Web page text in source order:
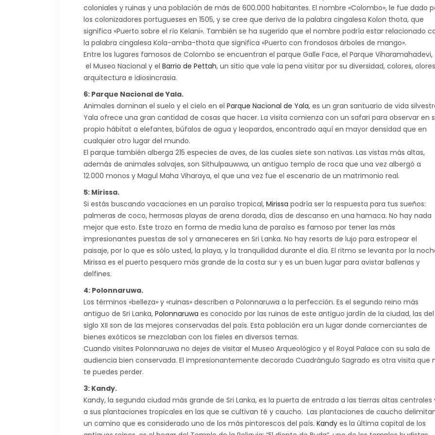
coloniales y ruinas y una población de más de 600.000 habitantes. El nombre «Colombo», le fue dado
los colonizadores portugueses en 1505, y se cree que deriva de la palabra cingalesa Kolon thota, que
significa «Puerto sobre el río Kelani». También se ha sugerido que el nombre podría estar relacionado
la palabra cingalesa Kola-amba-thota que significa «Puerto con frondosos árboles de mango».
Entre los lugares famosos de Colombo se encuentran el parque Galle Face, el Parque Viharamahadevi,
el Museo Nacional y el Barrio de Pettah, un sitio que vale la pena visitar por su diversidad, colores,
arquitectura e idiosincrasia.
6: Parque Nacional de Yala.
Animales dominan el suelo y el cielo en el Parque Nacional de Yala, es un gran santuario de vida
Yala ofrece una gran cantidad de cosas que hacer. La visita comienza con un safari para observar en
propio hábitat a elefantes, búfalos de agua y leopardos, encontrado aquí en mayor densidad que en
cualquier otro lugar del mundo.
El parque también alberga 215 especies de aves, de las cuales siete son nativas. Las vistas más altas,
además de animales salvajes, son Sithulpauwwa, un antiguo templo de roca que una vez albergó a
12.000 monos y Magul Maha Viharaya, el que una vez fue el escenario de un matrimonio real.
5: Mirissa.
Si estás buscando vacaciones en un paraíso tropical, Mirissa podría ser la respuesta para tus sueños:
palmeras de coco, hermosas playas de arena dorada, días de descanso en una hamaca. No hay nada
mejor que esto. Este trozo en forma de media luna de paraíso es famoso por tener las más
impresionantes puestas de sol y amaneceres en Sri Lanka. No hay resorts de lujo para estropear el
paisaje, por lo que es sólo usted, la playa, y la tranquilidad durante el día. El ritmo se levanta por la
Mirissa es el puerto pesquero más grande de la costa sur y es un buen lugar para avistar ballenas y
delfines.
4: Polonnaruwa.
Los términos «belleza» y «ruinas» describen a Polonnaruwa a la perfección. Es el segundo reino más
antiguo de Sri Lanka, Polonnaruwa es conocido por las ruinas de este antiguo jardín de la ciudad, las del
siglo XII son de las mejores conservadas del país. Esta población era un lugar donde comerciantes de
bienes exóticos se mezclaban con los fieles en diversos temas.
Cuando visites Polonnaruwa no dejes de visitar el Museo Arqueológico y el Royal Palace con su sala de
audiencia bien conservada. El impresionantemente decorado Cuadrángulo Sagrado es otra visita que
te puedes perder.
3: Kandy.
Kandy, la segunda ciudad más grande de Sri Lanka, es la puerta de entrada a las tierras altas centrales
a sus plantaciones tropicales en las que se cultivan té y caucho. Las plantaciones de caucho
un camino que es considerado uno de los más pintorescos del país. Kandy es la última capital de los